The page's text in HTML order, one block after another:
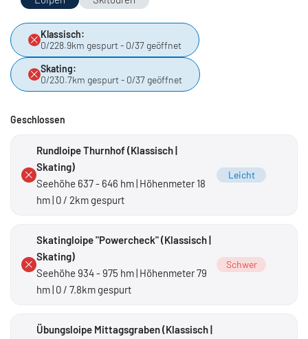
Klassisch:
0/228.9km gespurt - 0/37 geöffnet
Skating:
0/230.7km gespurt - 0/37 geöffnet
Geschlossen
Rundloipe Thurnhof (Klassisch |
Skating)
Seehöhe 637 - 646 hm | Höhenmeter 18
hm | 0 / 2km gespurt
Leicht
Skatingloipe "Powercheck" (Klassisch |
Skating)
Seehöhe 934 - 975 hm | Höhenmeter 79
hm | 0 / 7.8km gespurt
Schwer
Übungsloipe Mittagsgraben (Klassisch |